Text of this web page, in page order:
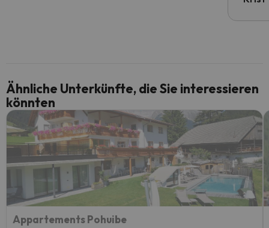
Ähnliche Unterkünfte, die Sie interessieren
könnten
Appartements Pohuibe